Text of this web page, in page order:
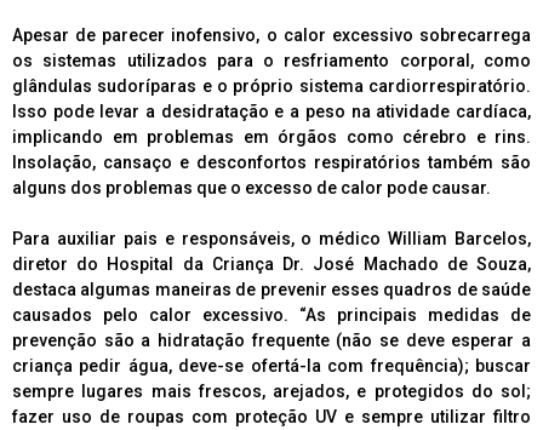
Apesar de parecer inofensivo, o calor excessivo sobrecarrega
os sistemas utilizados para o resfriamento corporal, como
glândulas sudoríparas e o próprio sistema cardiorrespiratório.
Isso pode levar a desidratação e a peso na atividade cardíaca,
implicando em problemas em órgãos como cérebro e rins.
Insolação, cansaço e desconfortos respiratórios também são
alguns dos problemas que o excesso de calor pode causar.
Para auxiliar pais e responsáveis, o médico William Barcelos,
diretor do Hospital da Criança Dr. José Machado de Souza,
destaca algumas maneiras de prevenir esses quadros de saúde
causados pelo calor excessivo. “As principais medidas de
prevenção são a hidratação frequente (não se deve esperar a
criança pedir água, deve-se ofertá-la com frequência); buscar
sempre lugares mais frescos, arejados, e protegidos do sol;
fazer uso de roupas com proteção UV e sempre utilizar filtro